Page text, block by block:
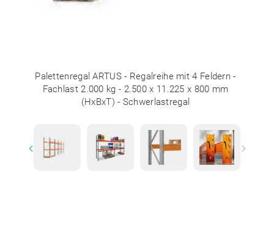
Palettenregal ARTUS - Regalreihe mit 4 Feldern -
Fachlast 2.000 kg - 2.500 x 11.225 x 800 mm
(HxBxT) - Schwerlastregal
Previous Next